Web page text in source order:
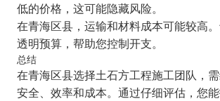
低的价格，这可能隐藏风险。
在青海区县，运输和材料成本可能较高
透明预算，帮助您控制开支。
总结
在青海区县选择土石方工程施工团队，需
安全、效率和成本。通过仔细评估，您